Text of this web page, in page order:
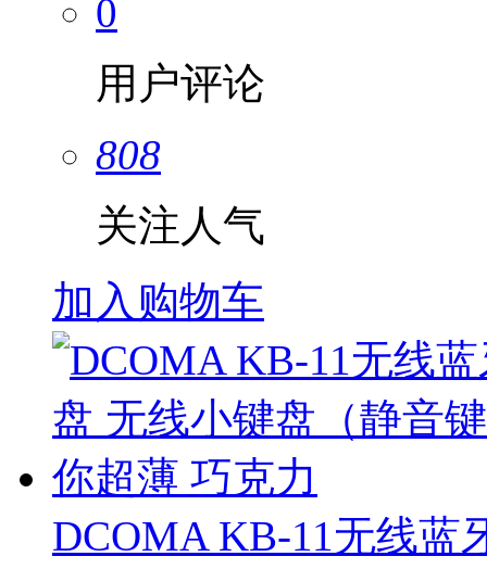
0
用户评论
808
关注人气
加入购物车
DCOMA KB-11无线蓝